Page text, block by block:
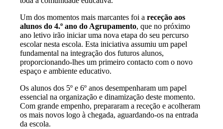
Um dos momentos mais marcantes foi a receção aos
alunos do 4.º ano do Agrupamento, que no próximo
ano letivo irão iniciar uma nova etapa do seu percurso
escolar nesta escola. Esta iniciativa assumiu um papel
fundamental na integração dos futuros alunos,
proporcionando-lhes um primeiro contacto com o novo
espaço e ambiente educativo.
Os alunos dos 5º e 6º anos desempenharam um papel
essencial na organização e dinamização deste momento.
Com grande empenho, prepararam a receção e acolheram
os mais novos logo à chegada, aguardando-os na entrada
da escola.